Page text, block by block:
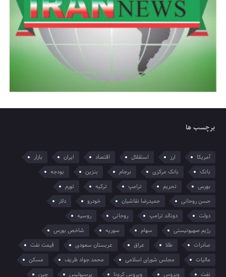
برچسب ها
آمریکا ارز استقلال اقتصاد ایران
بازار
بانک
بانک مرکزی برجام بنزین
بودجه
بورس
تحریم ترامپ ترکیه
تورم
حسن روحانی
حمیدرضا نقاشیان خودرو
دلار
دولت
دونالد ترامپ روحانی
روسیه
رژیم صهیونیستی
سهام سوریه
شاخص بورس
صادرات
طلا عراق عربستان سعودی
قیمت نفت
مالیات
مجلس شورای اسلامی محمد جواد ظریف
مسکن
نفت
ویروس ویروس کرونا پرسپولیس چین